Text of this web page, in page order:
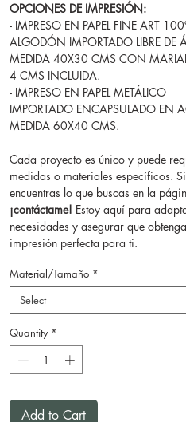
OPCIONES DE IMPRESIÓN:
- IMPRESO EN PAPEL FINE ART
ALGODÓN IMPORTADO LIBRE DE
MEDIDA 40X30 CMS CON
4 CMS INCLUIDA.
- IMPRESO EN PAPEL METÁLICO
IMPORTADO ENCAPSULADO EN
MEDIDA 60X40 CMS.
Cada proyecto es único y puede
medidas o materiales específicos.
encuentras lo que buscas en la
¡contáctame! Estoy aquí para
necesidades y asegurar que
impresión perfecta para ti.
Material/Tamaño *
Select
Quantity *
Add to Cart